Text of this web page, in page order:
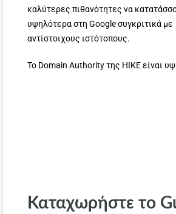
καλύτερες πιθανότητες να
υψηλότερα στη Google συγκριτικά με
αντίστοιχους ιστότοπους.
To Domain Authority της ΗΙΚΕ είναι
Καταχωρήστε το